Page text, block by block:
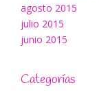
agosto 2015
julio 2015
junio 2015
Categorías